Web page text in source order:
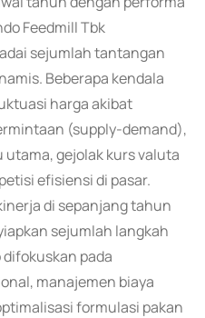
Feedmill Tbk
sejumlah tantangan
Beberapa kendala
harga akibat
(supply-demand),
gejolak kurs valuta
efisiensi di pasar.
di sepanjang tahun
sejumlah langkah
pada
manajemen biaya
formulasi pakan